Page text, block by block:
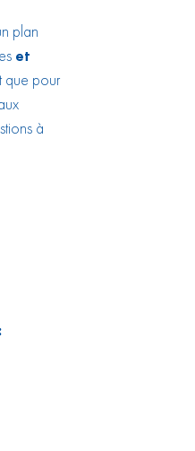
plan
et
que pour
à